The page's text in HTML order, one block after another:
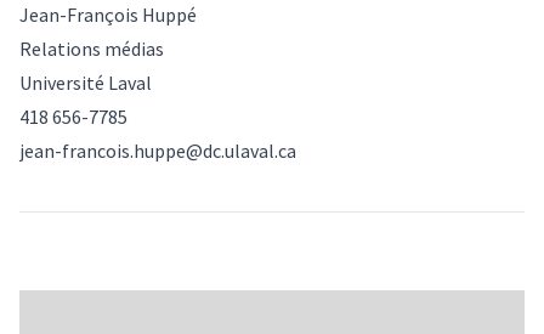
Jean-François Huppé
Relations médias
Université Laval
418 656-7785
jean-francois.huppe@dc.ulaval.ca